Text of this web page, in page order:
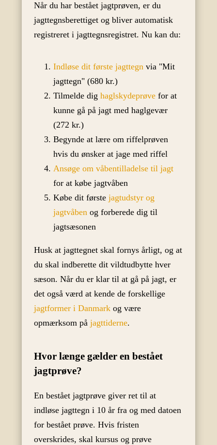
Når du har bestået jagtprøven, er du
jagttegnsberettiget og bliver automatisk
registreret i jagttegnsregistret. Nu kan du:
Indløse dit første jagttegnvia "Mit
jagttegn" (680 kr.)
Tilmelde dig haglskydeprøvefor at
kunne gå på jagt med haglgevær
(272 kr.)
Begynde at lære om riffelprøven
hvis du ønsker at jage med riffel
Ansøge om våbentilladelse til jagt
for at købe jagtvåben
Købe dit første jagtudstyr og
jagtvåbenog forberede dig til
jagtsæsonen
Husk at jagttegnet skal fornys årligt, og at
du skal indberette dit vildtudbytte hver
sæson. Når du er klar til at gå på jagt, er
det også værd at kende de forskellige
jagtformer i Danmarkog være
opmærksom på jagttiderne.
Hvor længe gælder en bestået
jagtprøve?
En bestået jagtprøve giver ret til at
indløse jagttegn i 10 år fra og med datoen
for bestået prøve. Hvis fristen
overskrides, skal kursus og prøve